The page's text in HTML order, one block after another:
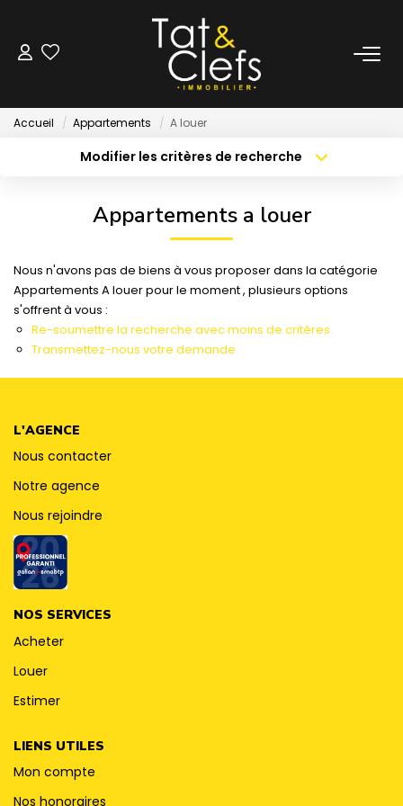
LOCATION
Nos Biens Loués
PARTENAIRE TRANSACTION
Accueil Appartements A louer
Modifier les critères de recherche
Plus de critères Créer une alerte
Appartements a louer
Nous n'avons pas de biens à vous proposer dans la catégorie
Appartements A louer pour le moment , plusieurs options
s'offrent à vous :
Re-soumettre la recherche avec moins de critères.
Transmettez-nous votre demande
L'AGENCE
Nous contacter
Notre agence
Nous rejoindre
NOS SERVICES
Acheter
Louer
Estimer
LIENS UTILES
Mon compte
Nos honoraires